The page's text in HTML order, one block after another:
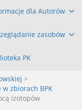
dla Autorów
zasobów
PK
>
zbiorach BPK
izotopów